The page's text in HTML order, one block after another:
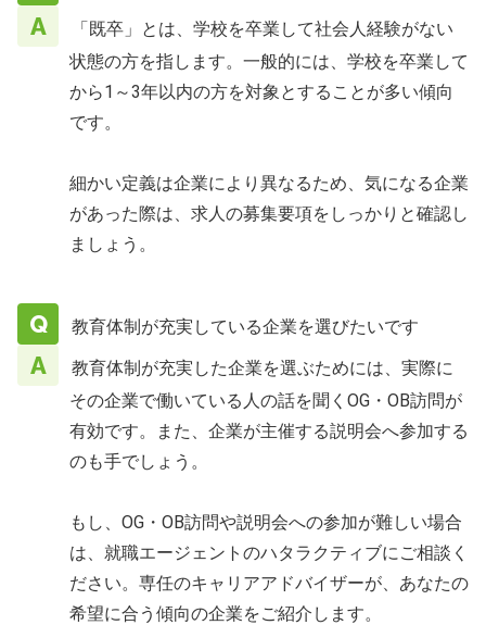
「既卒」とは、学校を卒業して社会人経験がない
状態の方を指します。一般的には、学校を卒業して
から1～3年以内の方を対象とすることが多い傾向
です。
細かい定義は企業により異なるため、気になる企業
があった際は、求人の募集要項をしっかりと確認し
ましょう。
教育体制が充実している企業を選びたいです
教育体制が充実した企業を選ぶためには、実際に
その企業で働いている人の話を聞くOG・OB訪問が
有効です。また、企業が主催する説明会へ参加する
のも手でしょう。
もし、OG・OB訪問や説明会への参加が難しい場合
は、就職エージェントのハタラクティブにご相談く
ださい。専任のキャリアアドバイザーが、あなたの
希望に合う傾向の企業をご紹介します。